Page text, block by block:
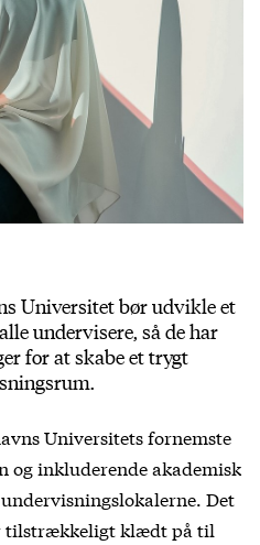
Universitet bør udvikle et
undervisere, så de har
for at skabe et trygt
Universitets fornemste
og inkluderende akademisk
Det
tilstrækkeligt klædt på til